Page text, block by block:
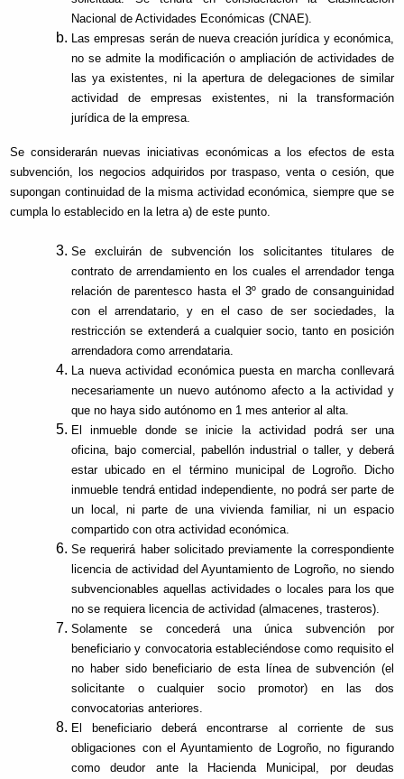
Nacional de Actividades Económicas (CNAE).
Las empresas serán de nueva creación jurídica y económica,
no se admite la modificación o ampliación de actividades de
las ya existentes, ni la apertura de delegaciones de similar
actividad de empresas existentes, ni la transformación
jurídica de la empresa.
Se considerarán nuevas iniciativas económicas a los efectos de esta
subvención, los negocios adquiridos por traspaso, venta o cesión, que
supongan continuidad de la misma actividad económica, siempre que se
cumpla lo establecido en la letra a) de este punto.
Se excluirán de subvención los solicitantes titulares de
contrato de arrendamiento en los cuales el arrendador tenga
relación de parentesco hasta el 3º grado de consanguinidad
con el arrendatario, y en el caso de ser sociedades, la
restricción se extenderá a cualquier socio, tanto en posición
arrendadora como arrendataria.
La nueva actividad económica puesta en marcha conllevará
necesariamente un nuevo autónomo afecto a la actividad y
que no haya sido autónomo en 1 mes anterior al alta.
El inmueble donde se inicie la actividad podrá ser una
oficina, bajo comercial, pabellón industrial o taller, y deberá
estar ubicado en el término municipal de Logroño. Dicho
inmueble tendrá entidad independiente, no podrá ser parte de
un local, ni parte de una vivienda familiar, ni un espacio
compartido con otra actividad económica.
Se requerirá haber solicitado previamente la correspondiente
licencia de actividad del Ayuntamiento de Logroño, no siendo
subvencionables aquellas actividades o locales para los que
no se requiera licencia de actividad (almacenes, trasteros).
Solamente se concederá una única subvención por
beneficiario y convocatoria estableciéndose como requisito el
no haber sido beneficiario de esta línea de subvención (el
solicitante o cualquier socio promotor) en las dos
convocatorias anteriores.
El beneficiario deberá encontrarse al corriente de sus
obligaciones con el Ayuntamiento de Logroño, no figurando
como deudor ante la Hacienda Municipal, por deudas